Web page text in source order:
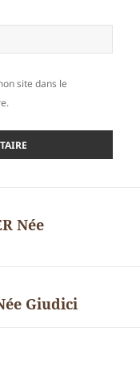
site dans le
Née
Giudici